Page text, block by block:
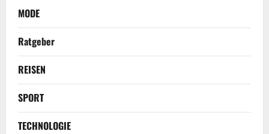
MODE
Ratgeber
REISEN
SPORT
TECHNOLOGIE